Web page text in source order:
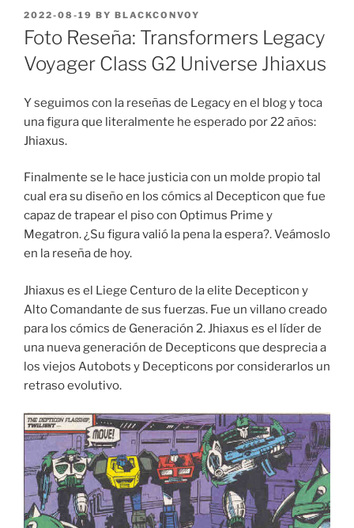
POSTED
ON
2022-08-19 BY BLACKCONVOY
Foto Reseña: Transformers Legacy
Voyager Class G2 Universe Jhiaxus
Y seguimos con la reseñas de Legacy en el blog y toca
una figura que literalmente he esperado por 22 años:
Jhiaxus.
Finalmente se le hace justicia con un molde propio tal
cual era su diseño en los cómics al Decepticon que fue
capaz de trapear el piso con Optimus Prime y
Megatron. ¿Su figura valió la pena la espera?. Veámoslo
en la reseña de hoy.
Jhiaxus es el Liege Centuro de la elite Decepticon y
Alto Comandante de sus fuerzas. Fue un villano creado
para los cómics de Generación 2. Jhiaxus es el líder de
una nueva generación de Decepticons que desprecia a
los viejos Autobots y Decepticons por considerarlos un
retraso evolutivo.